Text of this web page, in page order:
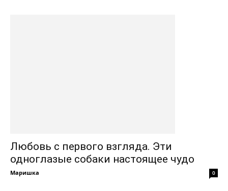
Любовь с первого взгляда. Эти
одноглазые собаки настоящее чудо
Маришка 0